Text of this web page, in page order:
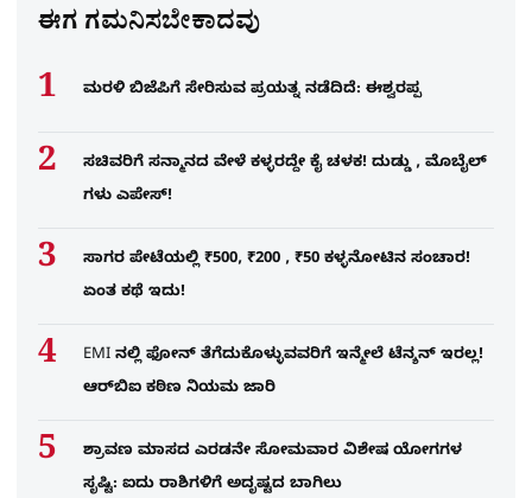
ಈಗ ಗಮನಿಸಬೇಕಾದವು
ಮರಳಿ ಬಿಜೆಪಿಗೆ ಸೇರಿಸುವ ಪ್ರಯತ್ನ ನಡೆದಿದೆ: ಈಶ್ವರಪ್ಪ
ಸಚಿವರಿಗೆ ಸನ್ಮಾನದ ವೇಳೆ ಕಳ್ಳರದ್ದೇ ಕೈ ಚಳಕ! ದುಡ್ಡು , ಮೊಬೈಲ್​
ಗಳು ಎಪೇಸ್!
ಸಾಗರ ಪೇಟೆಯಲ್ಲಿ ₹500, ₹200 , ₹50 ಕಳ್ಳನೋಟಿನ ಸಂಚಾರ!
ಏಂತ ಕಥೆ ಇದು!
EMI ನಲ್ಲಿ ಫೋನ್​ ತೆಗೆದುಕೊಳ್ಳುವವರಿಗೆ ಇನ್ಮೇಲೆ ಟೆನ್ಶನ್​ ಇರಲ್ಲ!
ಆರ್‌ಬಿಐ ಕಠಿಣ ನಿಯಮ ಜಾರಿ
ಶ್ರಾವಣ ಮಾಸದ ಎರಡನೇ ಸೋಮವಾರ ವಿಶೇಷ ಯೋಗಗಳ
ಸೃಷ್ಟಿ: ಐದು ರಾಶಿಗಳಿಗೆ ಅದೃಷ್ಟದ ಬಾಗಿಲು